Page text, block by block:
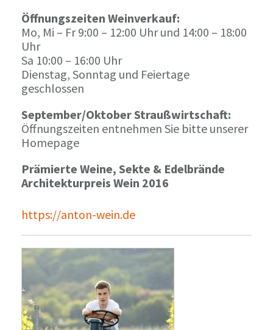
Öffnungszeiten Weinverkauf:
Mo, Mi – Fr 9:00 – 12:00 Uhr und 14:00 – 18:00
Uhr
Sa 10:00 – 16:00 Uhr
Dienstag, Sonntag und Feiertage
geschlossen
September/Oktober Straußwirtschaft:
Öffnungszeiten entnehmen Sie bitte unserer
Homepage
Prämierte Weine, Sekte & Edelbrände
Architekturpreis Wein 2016
https://anton-wein.de